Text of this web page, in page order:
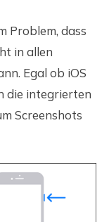
Problem, dass
in allen
Egal ob iOS
die integrierten
Screenshots